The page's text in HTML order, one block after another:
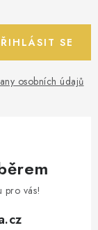
osobních údajů
SE
pro vás!